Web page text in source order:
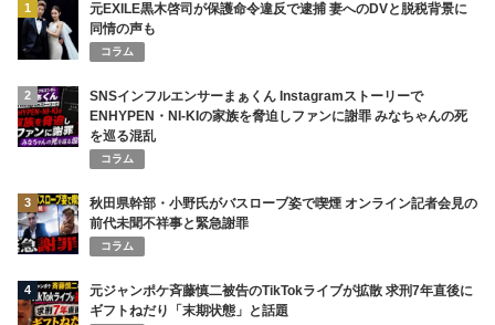
1
元EXILE黒木啓司が保護命令違反で逮捕 妻へのDVと脱税背景に
同情の声も
コラム
2
SNSインフルエンサーまぁくん Instagramストーリーで
ENHYPEN・NI-KIの家族を脅迫しファンに謝罪 みなちゃんの死
を巡る混乱
コラム
3
秋田県幹部・小野氏がバスローブ姿で喫煙 オンライン記者会見の
前代未聞不祥事と緊急謝罪
コラム
4
元ジャンポケ斉藤慎二被告のTikTokライブが拡散 求刑7年直後に
ギフトねだり「末期状態」と話題